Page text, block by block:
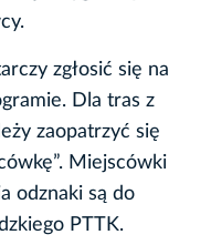
zgłosić się na
Dla tras z
zaopatrzyć się
Miejscówki
odznaki są do
PTTK.